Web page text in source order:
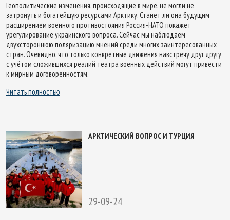
Геополитические изменения, происходящие в мире, не могли не
затронуть и богатейшую ресурсами Арктику. Станет ли она будущим
расширением военного противостояния Россия-НАТО покажет
урегулирование украинского вопроса. Сейчас мы наблюдаем
двухстороннюю поляризацию мнений среди многих заинтересованных
стран. Очевидно, что только конкретные движения навстречу друг другу
с учётом сложившихся реалий театра военных действий могут привести
к мирным договоренностям.
Читать полностью
АРКТИЧЕСКИЙ ВОПРОС И ТУРЦИЯ
29-09-24